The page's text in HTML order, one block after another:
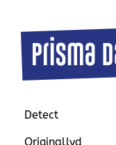
Detect
Originallyd